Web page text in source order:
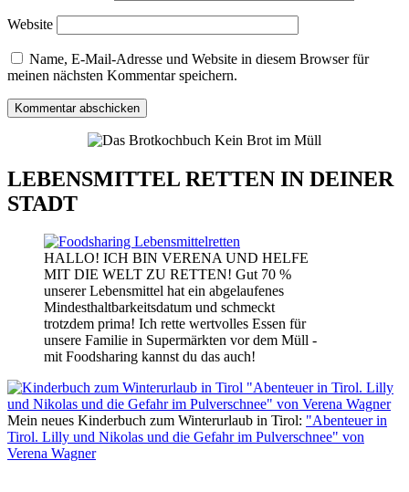
Website
Name, E-Mail-Adresse und Website in diesem Browser für
meinen nächsten Kommentar speichern.
LEBENSMITTEL RETTEN IN DEINER
STADT
HALLO! ICH BIN VERENA UND HELFE
MIT DIE WELT ZU RETTEN! Gut 70 %
unserer Lebensmittel hat ein abgelaufenes
Mindesthaltbarkeitsdatum und schmeckt
trotzdem prima! Ich rette wertvolles Essen für
unsere Familie in Supermärkten vor dem Müll -
mit Foodsharing kannst du das auch!
Mein neues Kinderbuch zum Winterurlaub in Tirol: "Abenteuer in
Tirol. Lilly und Nikolas und die Gefahr im Pulverschnee" von
Verena Wagner